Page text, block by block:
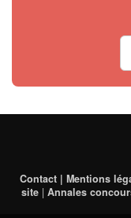
Contact | Mentions
site | Annales